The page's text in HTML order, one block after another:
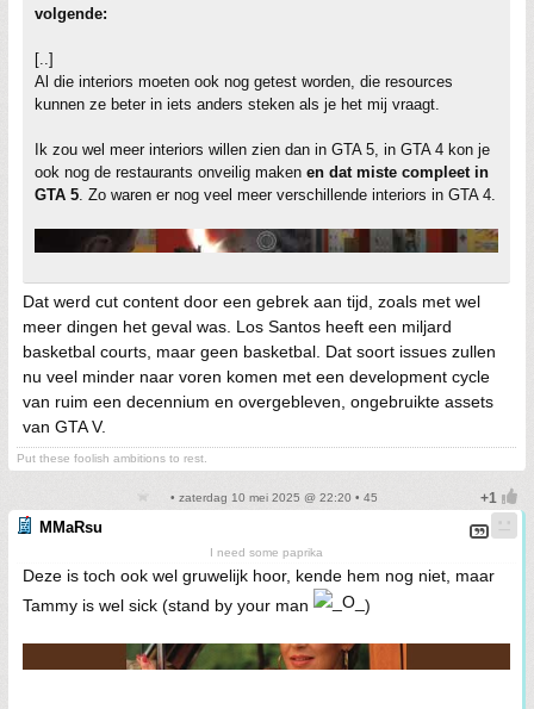
volgende:
[..]
Al die interiors moeten ook nog getest worden, die resources
kunnen ze beter in iets anders steken als je het mij vraagt.
Ik zou wel meer interiors willen zien dan in GTA 5, in GTA 4 kon je
ook nog de restaurants onveilig maken en dat miste compleet in
GTA 5. Zo waren er nog veel meer verschillende interiors in GTA 4.
Dat werd cut content door een gebrek aan tijd, zoals met wel
meer dingen het geval was. Los Santos heeft een miljard
basketbal courts, maar geen basketbal. Dat soort issues zullen
nu veel minder naar voren komen met een development cycle
van ruim een decennium en overgebleven, ongebruikte assets
van GTA V.
Put these foolish ambitions to rest.
• zaterdag 10 mei 2025 @ 22:20 • 45
MMaRsu
I need some paprika
Deze is toch ook wel gruwelijk hoor, kende hem nog niet, maar
Tammy is wel sick (stand by your man
)